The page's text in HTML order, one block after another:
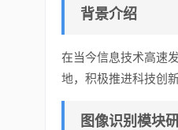
背景介绍
在当今信息技术高速
地，积极推进科技创
图像识别模块